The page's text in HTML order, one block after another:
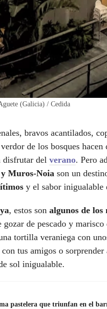
(Galicia) / Cedida
bravos acantilados,
de los bosques hacen
disfrutar del verano. Pero
Muros-Noia son un
y el sabor inigualable
, estos son algunos de
gozar de pescado y
tortilla veraniega con
con tus amigos o
sol inigualable.
pastelera que triunfan en el